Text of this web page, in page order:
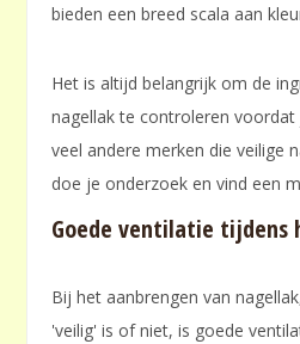
bieden een breed scala aan
Het is altijd belangrijk om de
nagellak te controleren
veel andere merken die veilige
doe je onderzoek en vind een
Goede ventilatie tijdens
Bij het aanbrengen van
'veilig' is of niet, is goede